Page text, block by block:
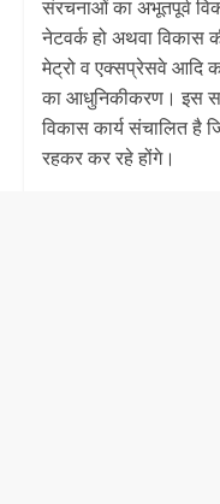
o
k
संरचनाओं का अभूतपूर्व
नेटवर्क हो अथवा विकास
मेट्रो व एक्सप्रेसवे आदि
का आधुनिकीकरण। इस
विकास कार्य संचालित है
रहकर कर रहे होंगे।